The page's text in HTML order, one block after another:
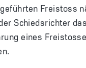
Freistoss
Schiedsrichter
eines